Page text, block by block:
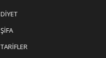
DIYET
ŞIFA
TARIFLER